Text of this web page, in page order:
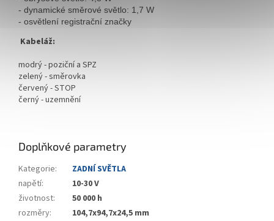
- dynamické směrové světlo: 1,7 W
- osvětlení registrační značky
Kabeláž:
modrý - poziční a SPZ
zelený - směrovka
červený - STOP
černý - uzemnění
Doplňkové parametry
Kategorie:
ZADNÍ SVĚTLA
napětí:
10-30 V
životnost:
50 000 h
rozměry:
104,7x94,7x24,5 mm